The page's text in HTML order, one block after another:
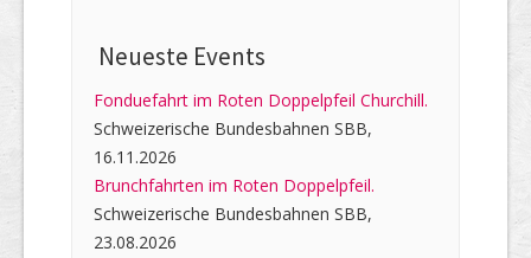
Neueste Events
Fonduefahrt im Roten Doppelpfeil Churchill.
Schweizerische Bundesbahnen SBB,
16.11.2026
Brunchfahrten im Roten Doppelpfeil.
Schweizerische Bundesbahnen SBB,
23.08.2026